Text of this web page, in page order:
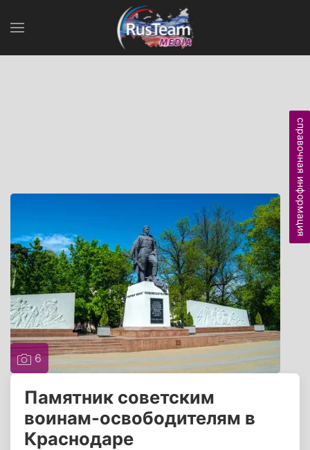
6
Памятник советским
воинам-освободителям в
Краснодаре
справочная информация